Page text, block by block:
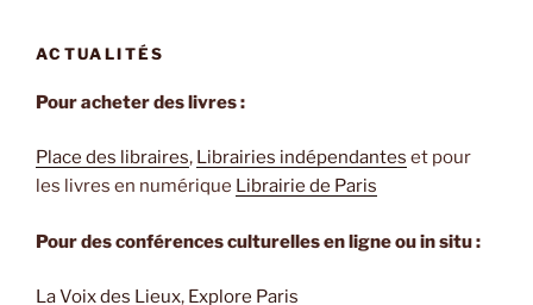
ACTUALITÉS
Pour acheter des livres :
Place des libraires, Librairies indépendantes et pour
les livres en numérique Librairie de Paris
Pour des conférences culturelles en ligne ou in situ :
La Voix des Lieux, Explore Paris